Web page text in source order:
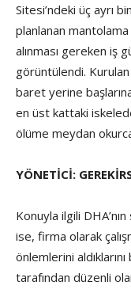
Sitesi’ndeki üç ayrı
planlanan mantolama
alınması gereken iş
görüntülendi.
baret yerine
en üst kattaki
ölüme meydan
YÖNETİCİ:
Konuyla ilgili
ise, firma olarak
önlemlerini
tarafından düzenli